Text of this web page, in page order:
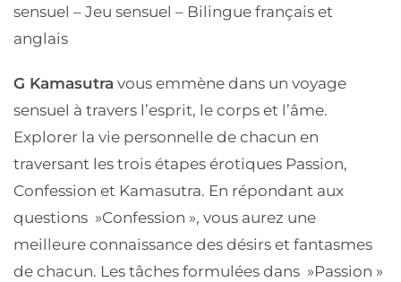
sensuel – Jeu sensuel – Bilingue français et
anglais
G Kamasutra vous emmène dans un voyage
sensuel à travers l’esprit, le corps et l’âme.
Explorer la vie personnelle de chacun en
traversant les trois étapes érotiques Passion,
Confession et Kamasutra. En répondant aux
questions »Confession », vous aurez une
meilleure connaissance des désirs et fantasmes
de chacun. Les tâches formulées dans »Passion »